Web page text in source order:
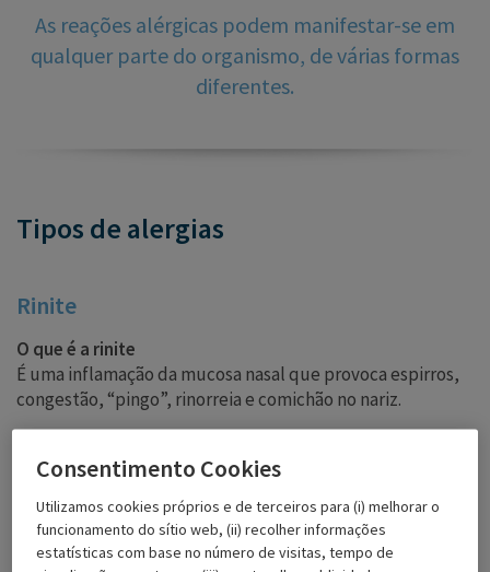
As reações alérgicas podem manifestar-se em
qualquer parte do organismo, de várias formas
diferentes.
Tipos de alergias
Rinite
O que é a rinite
É uma inflamação da mucosa nasal que provoca espirros,
congestão, “pingo”, rinorreia e comichão no nariz.
Pólen, ácaros do pó, mofo ou pelos de animais.
Sintomas
Os sintomas variam de acordo com a região e o tipo de
habitat. As causas da rinite alérgica podem ser
Consentimento Cookies
Utilizamos cookies próprios e de terceiros para (i) melhorar o
funcionamento do sítio web, (ii) recolher informações
estatísticas com base no número de visitas, tempo de